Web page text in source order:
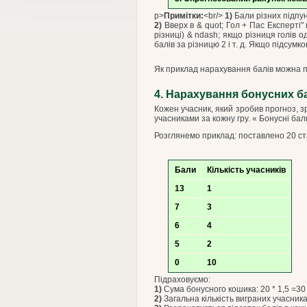
p>Примітки:<br/> 1) Бали різних
2) Вверх в & quot; Гол + Пас
різниці) & ndash; якщо різниця голів
балів за різницю 2 і т. д. Якщо
Як приклад нарахування балів можна
4. Нарахування бонусних
Кожен учасник, який зробив прогноз,
учасниками за кожну гру. « Бонусні
Розглянемо приклад: поставлено 20
Бали
Кількість учасників
13
1
7
3
6
4
5
2
0
10
Підраховуємо:
1) Сума бонусного кошика: 20 * 1,5 =30
2) Загальна кількість виграних